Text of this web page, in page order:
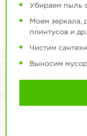
Убираем пыль
Моем зеркала,
плинтусов и др.
Чистим
Выносим